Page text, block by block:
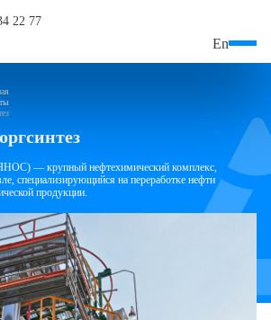
22 77
En
— крупный нефтехимический комплекс,
специализирующийся на переработке нефти
продукции.